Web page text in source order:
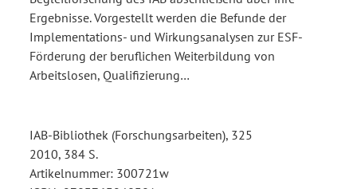
Ergebnisse. Vorgestellt werden die Befunde der
Implementations- und Wirkungsanalysen zur ESF-
Förderung der beruflichen Weiterbildung von
Arbeitslosen, Qualifizierung…
IAB-Bibliothek (Forschungsarbeiten), 325
2010, 384 S.
Artikelnummer: 300721w